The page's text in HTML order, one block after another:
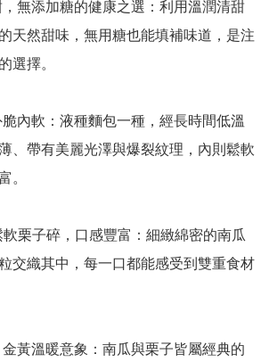
無添加糖的健康之選：利用溫潤清甜
天然甜味，無用糖也能填補味道，是注
選擇。
內軟：液種麵包一種，經長時間低溫
、帶有美麗光澤與爆裂紋理，內則鬆軟
。
栗子碎，口感豐富：細緻綿密的南瓜
交織其中，每一口都能感受到雙重食材
黃溫暖意象：南瓜與栗子皆屬經典的